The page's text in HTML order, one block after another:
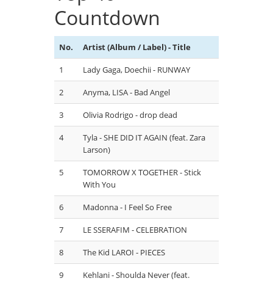
Countdown
No. Artist (Album / Label) - Title
1 Lady Gaga, Doechii - RUNWAY
2 Anyma, LISA - Bad Angel
3 Olivia Rodrigo - drop dead
4
Tyla - SHE DID IT AGAIN (feat. Zara
Larson)
5
TOMORROW X TOGETHER - Stick
With You
6 Madonna - I Feel So Free
7 LE SSERAFIM - CELEBRATION
8 The Kid LAROI - PIECES
9
Kehlani - Shoulda Never (feat.